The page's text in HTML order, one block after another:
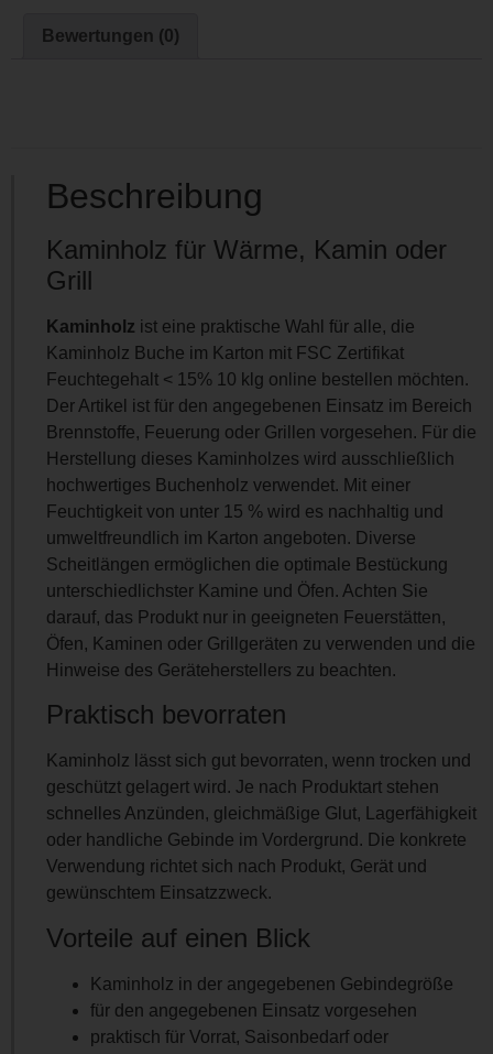
Bewertungen (0)
Beschreibung
Kaminholz für Wärme, Kamin oder
Grill
Kaminholz ist eine praktische Wahl für alle, die
Kaminholz Buche im Karton mit FSC Zertifikat
Feuchtegehalt < 15% 10 klg online bestellen möchten.
Der Artikel ist für den angegebenen Einsatz im Bereich
Brennstoffe, Feuerung oder Grillen vorgesehen. Für die
Herstellung dieses Kaminholzes wird ausschließlich
hochwertiges Buchenholz verwendet. Mit einer
Feuchtigkeit von unter 15 % wird es nachhaltig und
umweltfreundlich im Karton angeboten. Diverse
Scheitlängen ermöglichen die optimale Bestückung
unterschiedlichster Kamine und Öfen. Achten Sie
darauf, das Produkt nur in geeigneten Feuerstätten,
Öfen, Kaminen oder Grillgeräten zu verwenden und die
Hinweise des Geräteherstellers zu beachten.
Praktisch bevorraten
Kaminholz lässt sich gut bevorraten, wenn trocken und
geschützt gelagert wird. Je nach Produktart stehen
schnelles Anzünden, gleichmäßige Glut, Lagerfähigkeit
oder handliche Gebinde im Vordergrund. Die konkrete
Verwendung richtet sich nach Produkt, Gerät und
gewünschtem Einsatzzweck.
Vorteile auf einen Blick
Kaminholz in der angegebenen Gebindegröße
für den angegebenen Einsatz vorgesehen
praktisch für Vorrat, Saisonbedarf oder